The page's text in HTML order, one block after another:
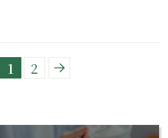
1 2